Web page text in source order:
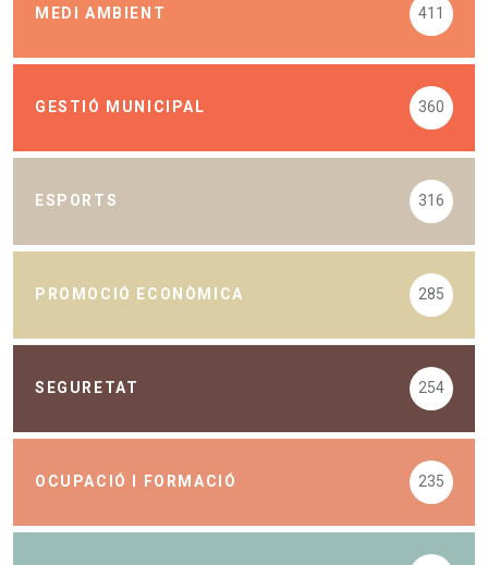
MEDI AMBIENT 411
GESTIÓ MUNICIPAL 360
ESPORTS 316
PROMOCIÓ ECONÒMICA 285
SEGURETAT 254
OCUPACIÓ I FORMACIÓ 235